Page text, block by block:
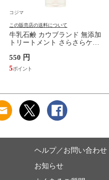
コジマ
この販売店の送料について
牛乳石鹸 カウブランド 無添加
トリートメント さらさらケア
550 円
5
ヘルプ／お問い合わせ
お知らせ